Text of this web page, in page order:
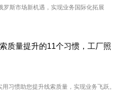
罗斯市场新机遇，实现业务国际化拓展
质量提升的11个习惯，工厂照
习惯助您提升线索质量，实现业务飞跃。